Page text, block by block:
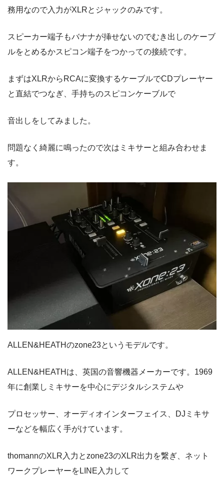
務用なので入力がXLRとジャックのみです。
スピーカー端子もバナナが挿せないのでむき出しのケーブ
ルをとめるかスピコン端子をつかっての接続です。
まずはXLRからRCAに変換するケーブルでCDプレーヤー
と直結でつなぎ、手持ちのスピコンケーブルで
音出しをしてみました。
問題なく綺麗に鳴ったので次はミキサーと組み合わせま
す。
ALLEN&HEATHのzone23というモデルです。
ALLEN&HEATHは、英国の音響機器メーカーです。1969
年に創業しミキサーを中心にデジタルシステムや
プロセッサー、オーディオインターフェイス、DJミキサ
ーなどを幅広く手がけています。
thomannのXLR入力とzone23のXLR出力を繋ぎ、ネット
ワークプレーヤーをLINE入力して